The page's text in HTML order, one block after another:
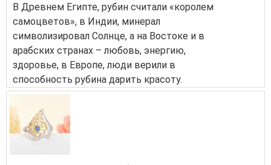
В Древнем Египте, рубин считали «королем
самоцветов», в Индии, минерал
символизировал Солнце, а на Востоке и в
арабских странах – любовь, энергию,
здоровье, в Европе, люди верили в
способность рубина дарить красоту.